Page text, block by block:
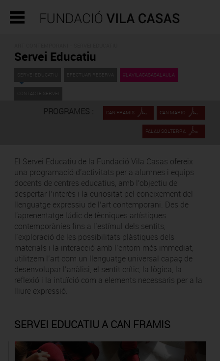
Servei Educatiu
SERVEI EDUCATIU EFECTUAR RESERVA #LAVILACASASALAULA
CONTACTE SERVEI
PROGRAMES : CAN FRAMIS CAN MARIO
PALAU SOLTERRA
El Servei Educatiu de la Fundació Vila Casas ofereix
una programació d’activitats per a alumnes i equips
docents de centres educatius, amb l'objectiu de
despertar l’interès i la curiositat pel coneixement del
llenguatge expressiu de l’art contemporani. Des de
l'aprenentatge lúdic de tècniques artístiques
contemporànies fins a l’estímul dels sentits,
l’exploració de les possibilitats plàstiques dels
materials i la interacció amb l’entorn més immediat,
utilitzem l’art com un llenguatge universal capaç de
desenvolupar l’anàlisi, el sentit crític, la lògica, la
reflexió i la intuïció com a elements necessaris per a la
lliure expressió.
SERVEI EDUCATIU A CAN FRAMIS